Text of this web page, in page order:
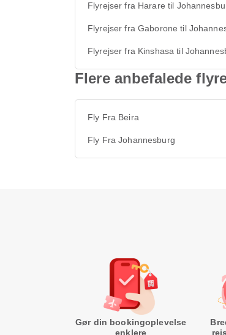
Flyrejser fra Harare til
Flyrejser fra Gaborone til
Flyrejser fra Kinshasa til
Flere anbefalede
Fly Fra Beira
Fly Fra Johannesburg
Gør din bookingoplevelse
enklere